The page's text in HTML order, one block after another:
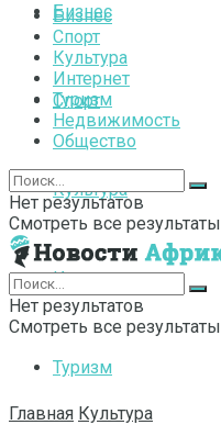
Бизнес
Спорт
Культура
Интернет
Туризм
Бизнес
Спорт
Культура
Интернет
Туризм
Недвижимость
Общество
Нет результатов
Смотреть все результаты
Нет результатов
Смотреть все результаты
Главная Культура